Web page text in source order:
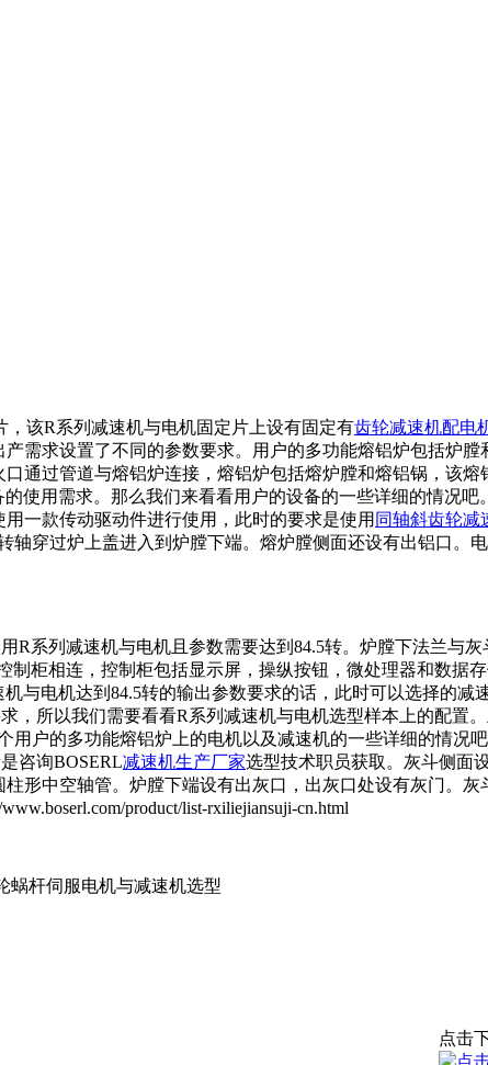
该R系列减速机与电机固定片上设有固定有齿轮减速机配电
需求设置了不同的参数要求。用户的多功能熔铝炉包括炉
通过管道与熔铝炉连接，熔铝炉包括熔炉膛和熔铝锅，该
使用需求。那么我们来看看用户的设备的一些详细的情况吧
一款传动驱动件进行使用，此时的要求是使用 同轴斜齿轮减
穿过炉上盖进入到炉膛下端。熔炉膛侧面还设有出铝口。
系列减速机与电机且参数需要达到84.5转。炉膛下法兰与
制柜相连，控制柜包括显示屏，操纵按钮，微处理器和数据
电机达到84.5转的输出参数要求的话，此时可以选择的减速
所以我们需要看看R系列减速机与电机选型样本上的配置
户的多功能熔铝炉上的电机以及减速机的一些详细的情况
咨询BOSERL减速机生产厂家选型技术职员获取。灰斗侧面
形中空轴管。炉膛下端设有出灰口，出灰口处设有灰门。
product/list-rxiliejiansuji-cn.html
蜗杆伺服电机与减速机选型
点击